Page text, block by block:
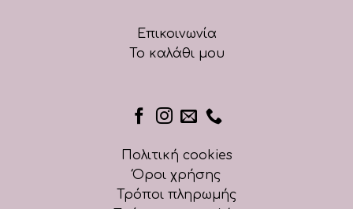
Επικοινωνία
Το καλάθι μου
Πολιτική cookies
Όροι χρήσης
Τρόποι πληρωμής